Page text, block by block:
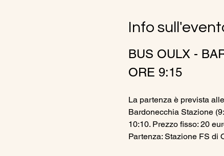
Info
BUS OULX -
ORE 9:15
La partenza è prevista
Bardonecchia Stazione
10:10. Prezzo fisso: 20
Partenza: Stazione FS di